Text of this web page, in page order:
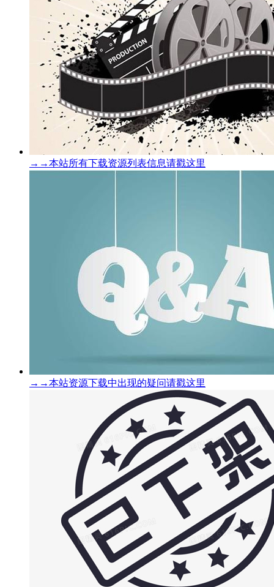
→→本站所有下载资源列表信息请戳这里
→→本站资源下载中出现的疑问请戳这里